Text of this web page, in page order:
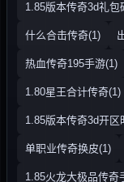
1.85版本传奇3d礼包
什么合击传奇(1)
热血传奇195手游(1)
1.80星王合计传奇(1)
1.85版本传奇3d开区
单职业传奇换皮(1)
1.85火龙大极品传奇